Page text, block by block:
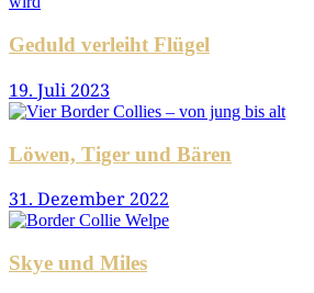
Geduld verleiht Flügel
19. Juli 2023
Löwen, Tiger und Bären
31. Dezember 2022
Skye und Miles